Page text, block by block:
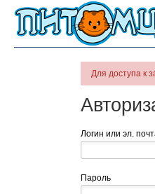
Для доступа к
Логин или эл.
Пароль